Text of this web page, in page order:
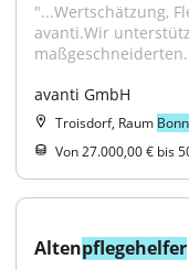
"...Wertschätzung,
avanti.Wir
avanti GmbH
Troisdorf, Raum Bonn
Von 27.000,00 € bis
Altenpflegehelfer